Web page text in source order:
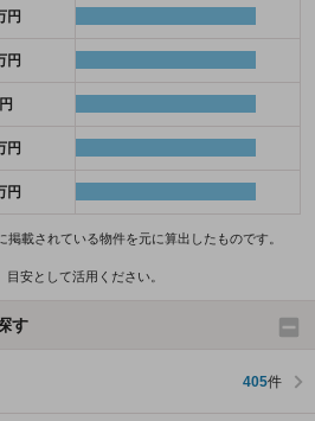
円
円
円
円
掲載されている物件を元に算出したものです。
安として活用ください。
す
405件